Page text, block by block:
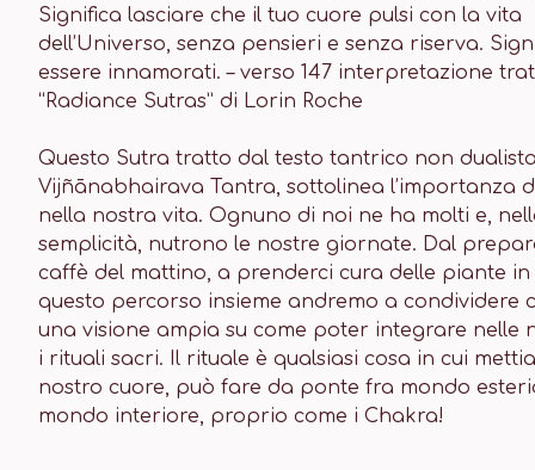
Significa lasciare che il tuo cuore pulsi con la vita
dell’Universo, senza pensieri e senza riserva.
essere innamorati. – verso 147 interpretazione
“Radiance Sutras” di Lorin Roche
Questo Sutra tratto dal testo tantrico non
Vijñānabhairava Tantra, sottolinea l’importanza
nella nostra vita. Ognuno di noi ne ha molti e,
semplicità, nutrono le nostre giornate. Dal
caffè del mattino, a prenderci cura delle piante in
questo percorso insieme andremo a condividere
una visione ampia su come poter integrare nelle
i rituali sacri. Il rituale è qualsiasi cosa in cui
nostro cuore, può fare da ponte fra mondo
mondo interiore, proprio come i Chakra!